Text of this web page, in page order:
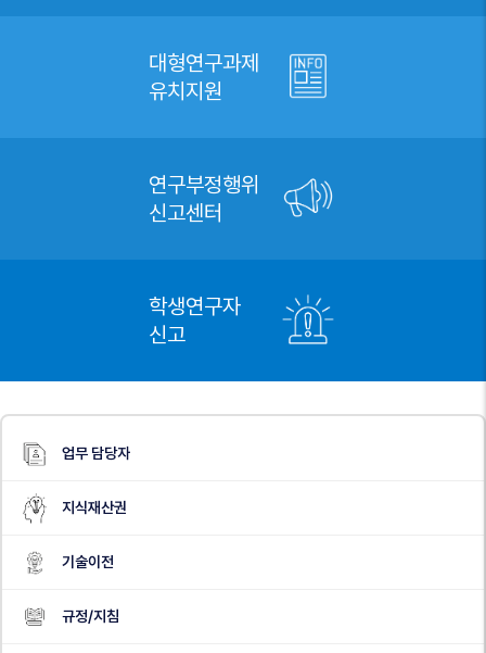
대형연구과제
유치지원
연구부정행위
신고센터
학생연구자
신고
업무 담당자
지식재산권
기술이전
규정/지침